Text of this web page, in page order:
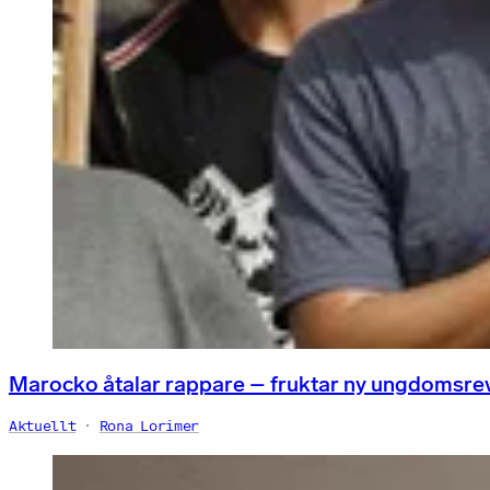
Marocko åtalar rappare – fruktar ny
Aktuellt Rona Lorimer